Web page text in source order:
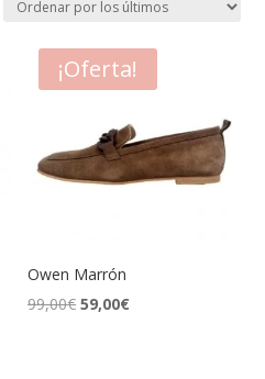
¡Oferta!
Owen Marrón
99,00€ El
59,00€El